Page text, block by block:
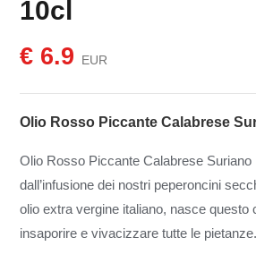
10cl
€ 6.9 EUR
Olio Rosso Piccante Calabrese
Olio Rosso Piccante Calabrese Suriano
dall’infusione dei nostri peperoncini
olio extra vergine italiano, nasce questo
insaporire e vivacizzare tutte le pietanze.